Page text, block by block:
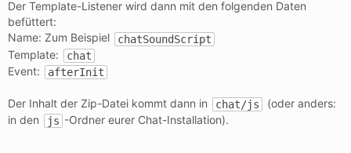
Der Template-Listener wird dann mit den folgenden Daten
befüttert:
Name: Zum Beispiel
chatSoundScript
Template: chat
Event: afterInit
Der Inhalt der Zip-Datei kommt dann in chat/js
(oder anders:
in den
js -Ordner eurer Chat-Installation).